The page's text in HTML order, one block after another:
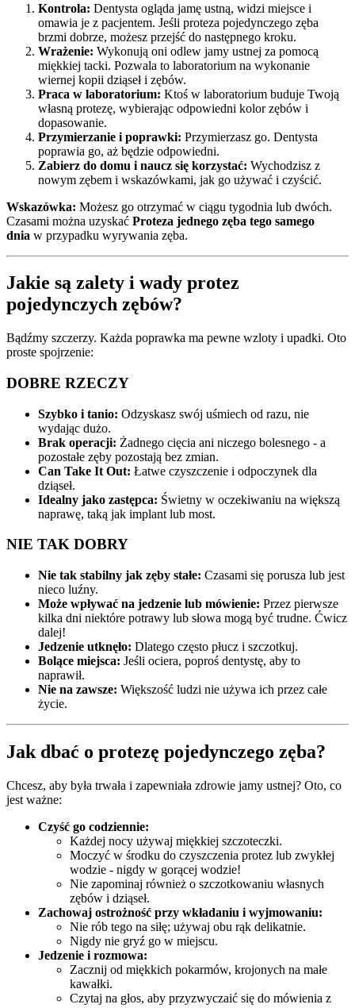
Kontrola: Dentysta ogląda jamę ustną, widzi miejsce i
omawia je z pacjentem. Jeśli proteza pojedynczego zęba
brzmi dobrze, możesz przejść do następnego kroku.
Wrażenie: Wykonują oni odlew jamy ustnej za pomocą
miękkiej tacki. Pozwala to laboratorium na wykonanie
wiernej kopii dziąseł i zębów.
Praca w laboratorium: Ktoś w laboratorium buduje Twoją
własną protezę, wybierając odpowiedni kolor zębów i
dopasowanie.
Przymierzanie i poprawki: Przymierzasz go. Dentysta
poprawia go, aż będzie odpowiedni.
Zabierz do domu i naucz się korzystać: Wychodzisz z
nowym zębem i wskazówkami, jak go używać i czyścić.
Wskazówka: Możesz go otrzymać w ciągu tygodnia lub dwóch.
Czasami można uzyskać Proteza jednego zęba tego samego
dnia w przypadku wyrywania zęba.
Jakie są zalety i wady protez
pojedynczych zębów?
Bądźmy szczerzy. Każda poprawka ma pewne wzloty i upadki. Oto
proste spojrzenie:
DOBRE RZECZY
Szybko i tanio: Odzyskasz swój uśmiech od razu, nie
wydając dużo.
Brak operacji: Żadnego cięcia ani niczego bolesnego - a
pozostałe zęby pozostają bez zmian.
Can Take It Out: Łatwe czyszczenie i odpoczynek dla
dziąseł.
Idealny jako zastępca: Świetny w oczekiwaniu na większą
naprawę, taką jak implant lub most.
NIE TAK DOBRY
Nie tak stabilny jak zęby stałe: Czasami się porusza lub jest
nieco luźny.
Może wpływać na jedzenie lub mówienie: Przez pierwsze
kilka dni niektóre potrawy lub słowa mogą być trudne. Ćwicz
dalej!
Jedzenie utknęło: Dlatego często płucz i szczotkuj.
Bolące miejsca: Jeśli ociera, poproś dentystę, aby to
naprawił.
Nie na zawsze: Większość ludzi nie używa ich przez całe
życie.
Jak dbać o protezę pojedynczego zęba?
Chcesz, aby była trwała i zapewniała zdrowie jamy ustnej? Oto, co
jest ważne:
Czyść go codziennie:
Każdej nocy używaj miękkiej szczoteczki.
Moczyć w środku do czyszczenia protez lub zwykłej
wodzie - nigdy w gorącej wodzie!
Nie zapominaj również o szczotkowaniu własnych
zębów i dziąseł.
Zachowaj ostrożność przy wkładaniu i wyjmowaniu:
Nie rób tego na siłę; używaj obu rąk delikatnie.
Nigdy nie gryź go w miejscu.
Jedzenie i rozmowa:
Zacznij od miękkich pokarmów, krojonych na małe
kawałki.
Czytaj na głos, aby przyzwyczaić się do mówienia z